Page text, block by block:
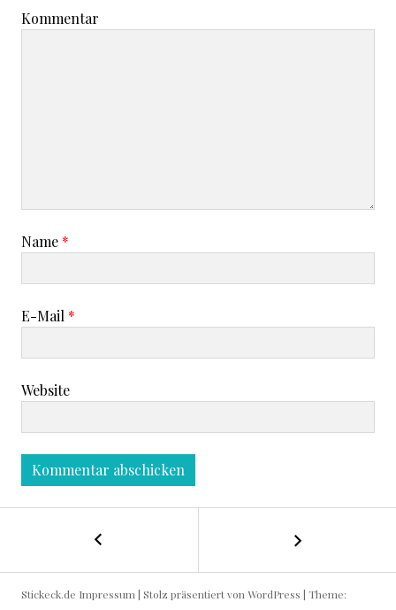
Kommentar
Name *
E-Mail *
Website
E
e
Stickeck.de Impressum | Stolz präsentiert von WordPress | Theme: